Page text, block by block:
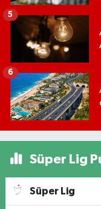
5
6
Süper Lig
Süper Lig